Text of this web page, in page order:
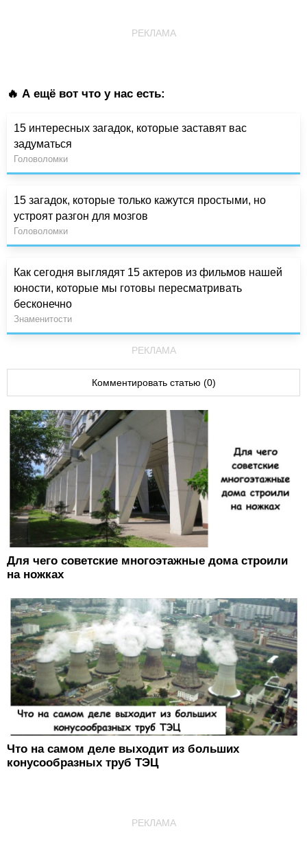
РЕКЛАМА
🔥 А ещё вот что у нас есть:
15 интересных загадок, которые заставят вас
задуматься
Головоломки
15 загадок, которые только кажутся простыми, но
устроят разгон для мозгов
Головоломки
Как сегодня выглядят 15 актеров из фильмов нашей
юности, которые мы готовы пересматривать
бесконечно
Знаменитости
РЕКЛАМА
Комментировать статью (0)
Для чего советские многоэтажные дома строили
на ножках
Что на самом деле выходит из больших
конусообразных труб ТЭЦ
РЕКЛАМА